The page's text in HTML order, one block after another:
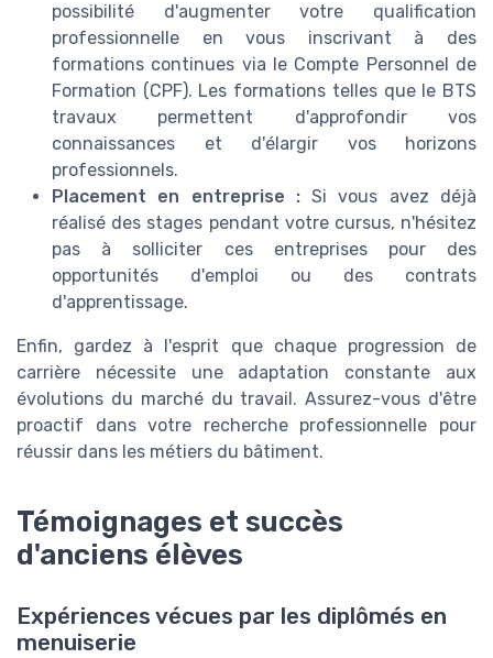
possibilité d'augmenter votre qualification
professionnelle en vous inscrivant à des
formations continues via le Compte Personnel de
Formation (CPF). Les formations telles que le BTS
travaux permettent d'approfondir vos
connaissances et d'élargir vos horizons
professionnels.
Placement en entreprise :Si vous avez déjà
réalisé des stages pendant votre cursus, n'hésitez
pas à solliciter ces entreprises pour des
opportunités d'emploi ou des contrats
d'apprentissage.
Enfin, gardez à l'esprit que chaque progression de
carrière nécessite une adaptation constante aux
évolutions du marché du travail. Assurez-vous d'être
proactif dans votre recherche professionnelle pour
réussir dans les métiers du bâtiment.
Témoignages et succès
d'anciens élèves
Expériences vécues par les diplômés en
menuiserie